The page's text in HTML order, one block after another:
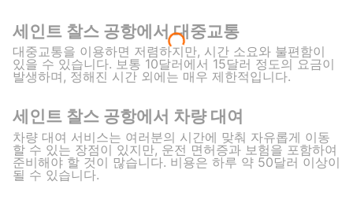
세인트 찰스 공항에서 대중교통
대중교통을 이용하면 저렴하지만, 시간 소요와 불편함이
있을 수 있습니다. 보통 10달러에서 15달러 정도의 요금이
발생하며, 정해진 시간 외에는 매우 제한적입니다.
세인트 찰스 공항에서 차량 대여
차량 대여 서비스는 여러분의 시간에 맞춰 자유롭게 이동
할 수 있는 장점이 있지만, 운전 면허증과 보험을 포함하여
준비해야 할 것이 많습니다. 비용은 하루 약 50달러 이상이
될 수 있습니다.